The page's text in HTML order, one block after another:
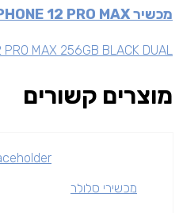
מכשיר IPHONE 12 PRO MAX...
מוצרים קשורים
מכשירי סלולר